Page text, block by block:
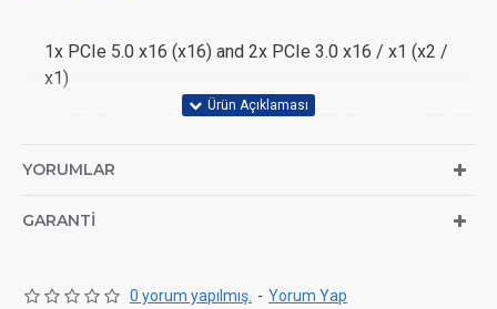
1x PCIe 5.0 x16 (x16) and 2x PCIe 3.0 x16 / x1 (x2 /
x1)
4x DIMM slots for max. 256 GB DDR5 RAM up to 8200
3.0) / 2x SATA 6G
I/O panel
YORUMLAR
GARANTI
0 yorum yapılmış. - Yorum Yap